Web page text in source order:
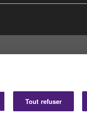
Tout refuser